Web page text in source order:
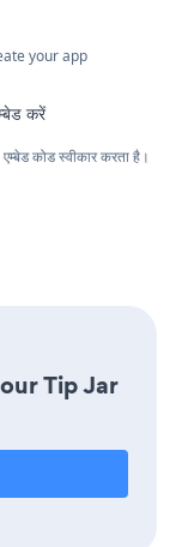
your app
करें
कोड स्वीकार करता है।
Tip Jar